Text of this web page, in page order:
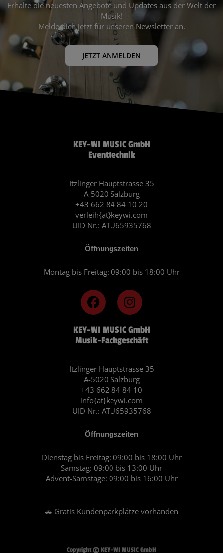
Erhalte die neuesten Angebote und Updates aus der Welt der
Musik!
Melde dich jetzt für unseren Newsletter an.
JETZT ANMELDEN
KEY-WI MUSIC GmbH
Musik-Fachgeschäft
Itzlinger Hauptstrasse 35
A-5020 Salzburg
+43 662 84 84 10
info{at}keywi.com
UID Nr.: ATU65935768
Öffnungszeiten
Dienstag bis Freitag: 09:00 bis 18:00 Uhr
Samstag: 09:00 bis 13:00 Uhr
Advent-Samstage: 09:00 bis 16:00 Uhr
🚗 Gratis Kundenparkplätze vorhanden
F
a
c
e
b
o
k
I
n
s
t
a
r
a
m
KEY-WI MUSIC GmbH
Eventtechnik
Itzlinger Hauptstrasse 35
A-5020 Salzburg
+43 662 84 84 10 20
verleih{at}keywi.com
UID Nr.: ATU65935768
Öffnungszeiten
Montag bis Freitag: 09:00 bis 18:00 Uhr
Copyright © KEY-WI MUSIC GmbH